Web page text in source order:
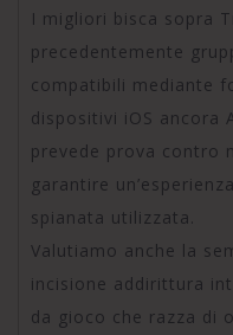
I migliori bisca sopra
precedentemente
compatibili mediante
dispositivi iOS ancora
prevede prova contro
garantire
spianata utilizzata.
Valutiamo anche la
incisione addirittura
da gioco che razza di